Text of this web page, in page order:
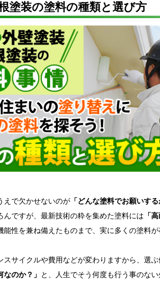
塗装の塗料の種類と選び方
えで欠かせないのが「どんな塗料でお願いする
んですが、最新技術の粋を集めた塗料には 「
能性を兼ね備えたものまで、実に多くの塗料が
スサイクルや費用などが変わりますから、選
のか？」 と、人生でそう何度も行う事のな